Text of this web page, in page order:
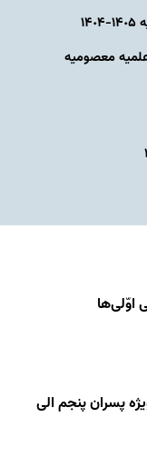
معصومیه
اوّلی‌ها
پسران پنجم الی